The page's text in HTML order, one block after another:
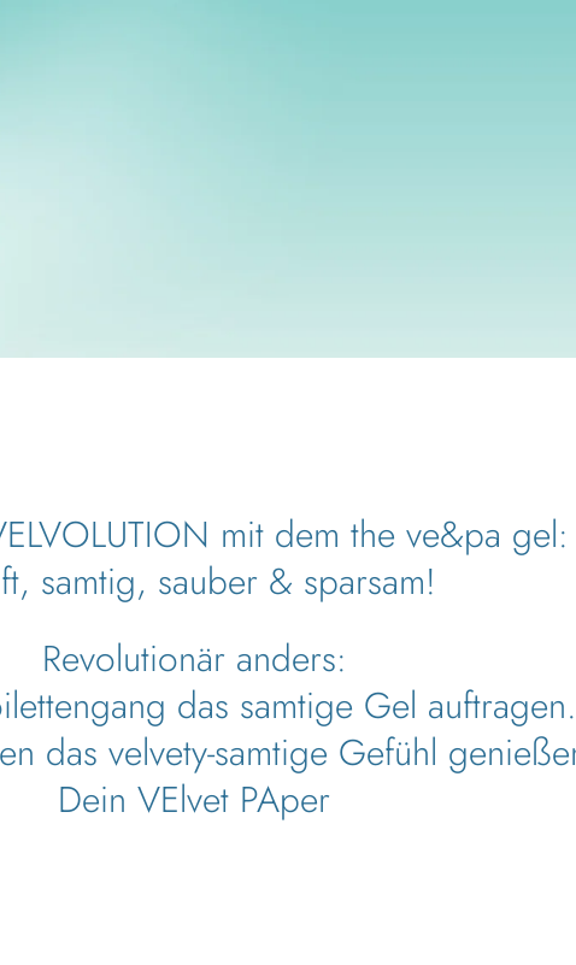
mit dem the ve&pa gel:
samtig, sauber & sparsam!
Revolutionär anders:
das samtige Gel auftragen.
das velvety-samtige Gefühl
Dein VElvet PAper